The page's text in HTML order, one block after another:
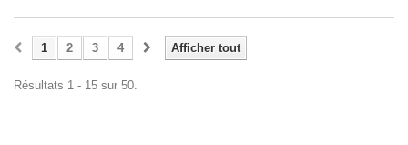
Afficher tout
1 2 3 4
Résultats 1 - 15 sur 50.